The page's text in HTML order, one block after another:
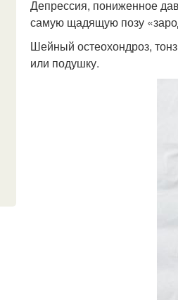
Депрессия, пониженное
самую щадящую позу
Шейный остеохондроз,
или подушку.